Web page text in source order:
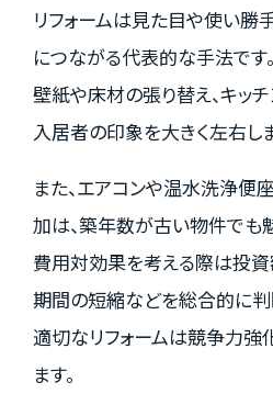
リフォームは見た目や使い勝
につながる代表的な手法です。
壁紙や床材の張り替え、キッ
入居者の印象を大きく左右し
また、エアコンや温水洗浄便
加は、築年数が古い物件でも
費用対効果を考える際は投
期間の短縮などを総合的に判
適切なリフォームは競争力強
ます。